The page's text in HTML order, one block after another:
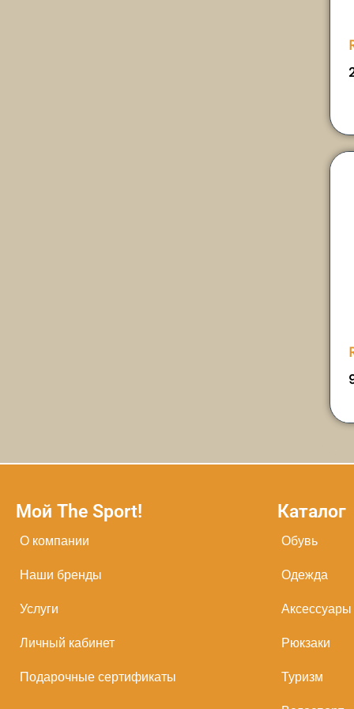
Мой The Sport!
О компании
Наши бренды
Услуги
Личный кабинет
Подарочные сертификаты
Каталог
Обувь
Одежда
Аксессуары
Рюкзаки
Туризм